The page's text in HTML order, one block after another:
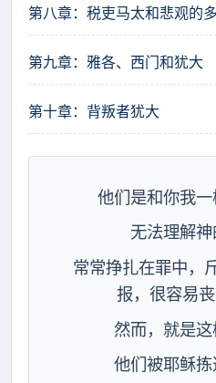
第八章：税吏马太和悲观的
第九章：雅各、西门和犹大
第十章：背叛者犹大
他们是和你我一
无法理解神
常常挣扎在罪中，
报，很容易
然而，就是这
他们被耶稣拣